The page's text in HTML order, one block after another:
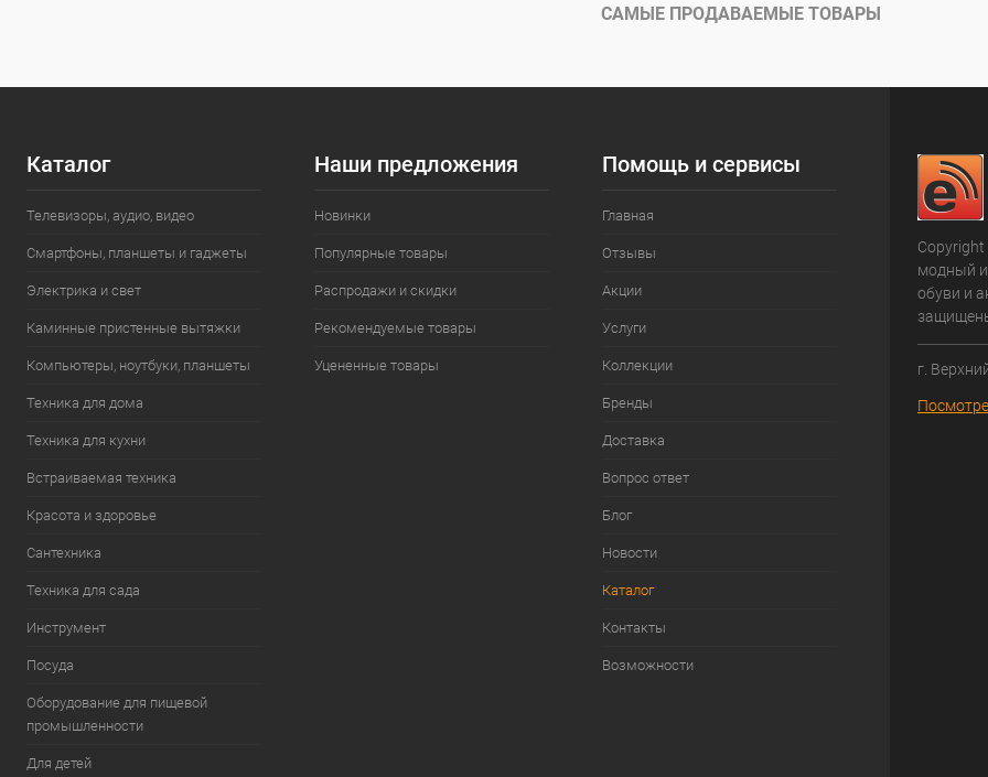
САМЫЕ ПРОДАВАЕМЫЕ ТОВАРЫ
Каталог
Телевизоры, аудио, видео
Смартфоны, планшеты и гаджеты
Электрика и свет
Каминные пристенные вытяжки
Компьютеры, ноутбуки, планшеты
Техника для дома
Техника для кухни
Встраиваемая техника
Красота и здоровье
Сантехника
Техника для сада
Инструмент
Посуда
Оборудование для пищевой
промышленности
Для детей
Наши предложения
Новинки
Популярные товары
Распродажи и скидки
Рекомендуемые товары
Уцененные товары
Помощь и сервисы
Главная
Отзывы
Акции
Услуги
Коллекции
Бренды
Доставка
Вопрос ответ
Блог
Новости
Каталог
Контакты
Возможности
модный
обуви и
г.